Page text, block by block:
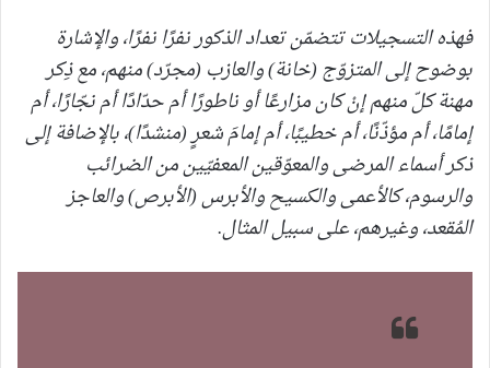
فهذه التسجيلات تتضمّن تعداد الذكور نفرًا نفرًا، والإشارة
بوضوح إلى المتزوّج (خانة) والعازب (مجرّد) منهم، مع ذِكر
مهنة كلّ منهم إنْ كان مزارعًا أو ناطورًا أم حدّادًا أم نجّارًا، أم
إمامًا، أم مؤذّنًا، أم خطيبًا، أم إمامَ شعرٍ (منشدًا)، بالإضافة إلى
ذكر أسماء المرضى والمعوّقين المعفيّين من الضرائب
والرسوم، كالأعمى والكسيح والأبرس (الأبرص) والعاجز
المُقعد، وغيرهم، على سبيل المثال.